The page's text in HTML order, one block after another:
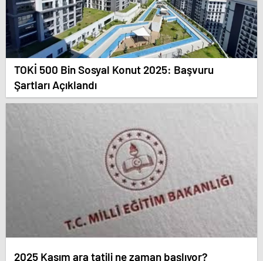
TOKİ 500 Bin Sosyal Konut 2025: Başvuru
Şartları Açıklandı
2025 Kasım ara tatili ne zaman başlıyor?